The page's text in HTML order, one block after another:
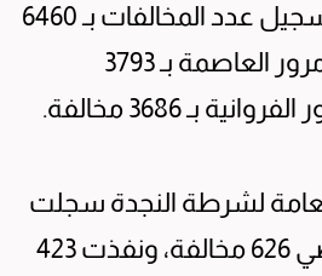
المرتبة الاولى في تسجيل عدد المخالفات بـ 6460
مخالفة، تلتها ادارة مرور العاصمة بـ 3793
بـ 3686 مخالفة.
لشرطة النجدة سجلت
خلال الاسبوع الماضي 626 مخالفة، ونفذت 423